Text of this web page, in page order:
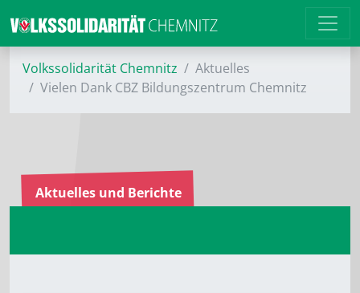
Volkssolidarität Chemnitz
Aktuelles
Vielen Dank CBZ Bildungszentrum Chemnitz
Aktuelles und Berichte